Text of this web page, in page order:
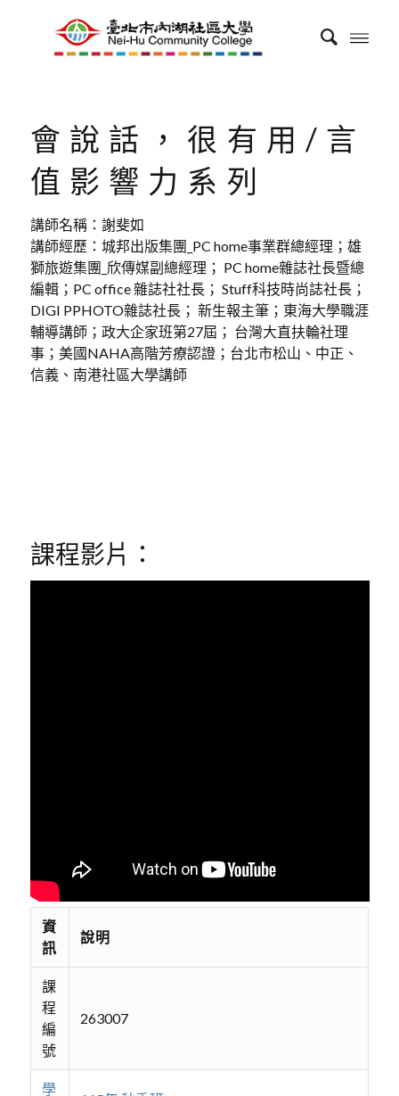
會說話，很有用/言
值影響力系列
講師名稱：謝斐如
講師經歷：城邦出版集團_PC home事業群總經理；雄
獅旅遊集團_欣傳媒副總經理； PC home雜誌社長暨總
編輯；PC office 雜誌社社長； Stuff科技時尚誌社長；
DIGI PPHOTO雜誌社長； 新生報主筆；東海大學職涯
輔導講師；政大企家班第27屆； 台灣大直扶輪社理
事；美國NAHA高階芳療認證；台北市松山、中正、
信義、南港社區大學講師
課程影片：
資
訊
說明
課
程
編
號
263007
學